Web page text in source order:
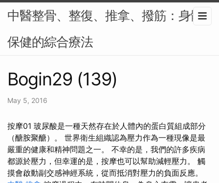
中醫整骨、整復、推拿、撥筋：身體
保健的綜合療法
Bogin29 (139)
May 5, 2016
按摩01 玻尿酸是一種天然存在於人體內的蛋白質組成部分
（醣胺聚醣）。 世界衛生組織認為壓力作為一種現像是最
嚴重的健康和精神問題之一。 不幸的是，我們的許多疾病
都源於壓力，但幸運的是，按摩也可以幫助減輕壓力。 觸
摸會啟動副交感神經系統，從而抵消對壓力的負面反應。